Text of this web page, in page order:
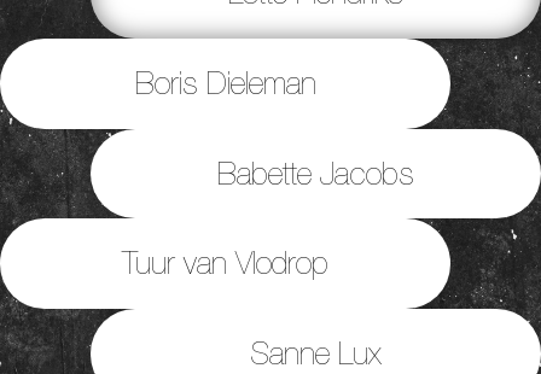
Boris Dieleman
Babette Jacobs
Tuur van Vlodrop
Sanne Lux